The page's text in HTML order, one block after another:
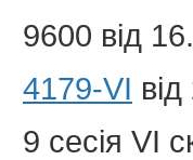
9600 від
4179-VI
9 сесія VI